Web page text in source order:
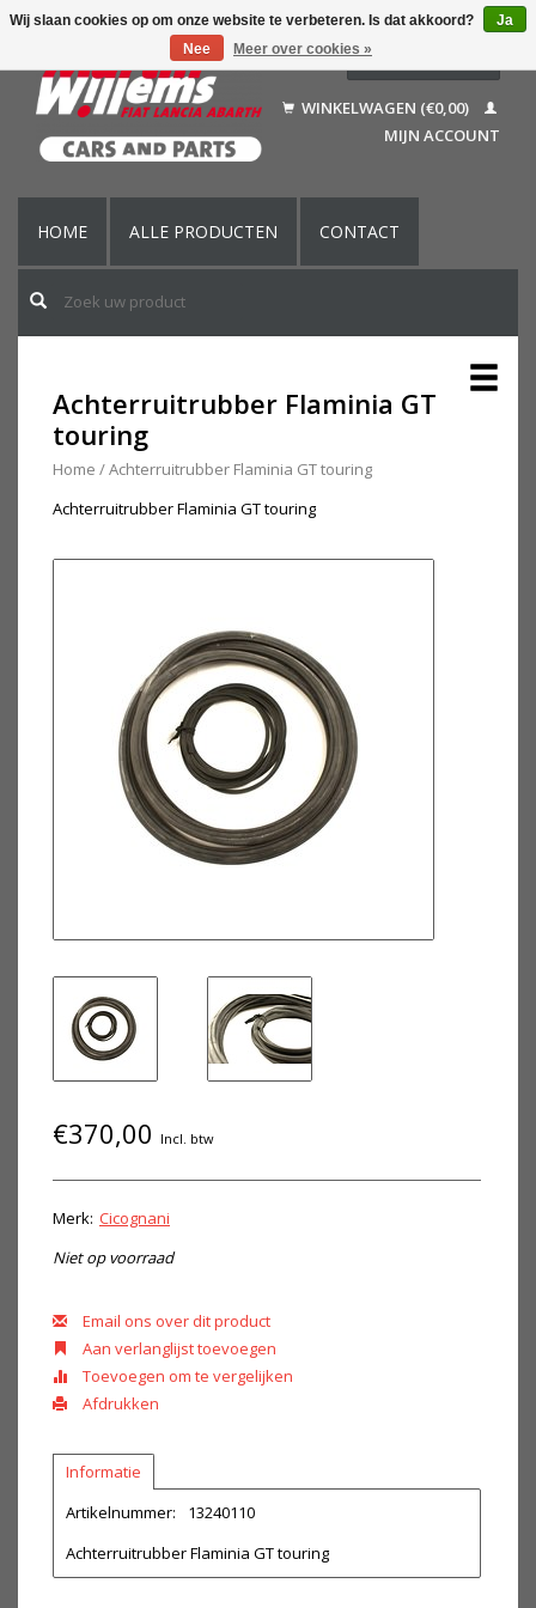
Français
English (US)
WINKELWAGEN (€0,00)
MIJN ACCOUNT
HOME ALLE PRODUCTEN CONTACT
Achterruitrubber Flaminia GT
touring
Home /Achterruitrubber Flaminia GT touring
Achterruitrubber Flaminia GT touring
€370,00 Incl. btw
Merk: Cicognani
Niet op voorraad
Email ons over dit product
Aan verlanglijst toevoegen
Toevoegen om te vergelijken
Afdrukken
Informatie
Artikelnummer:
13240110
Achterruitrubber Flaminia GT touring
Wij slaan cookies op om onze website te verbeteren. Is dat akkoord?
Ja
Nee
Meer over cookies »